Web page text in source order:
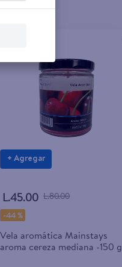
+ Agregar
L.45.00 L.80.00
-44 %
Vela aromática Mainstays
aroma cereza mediana -150 g